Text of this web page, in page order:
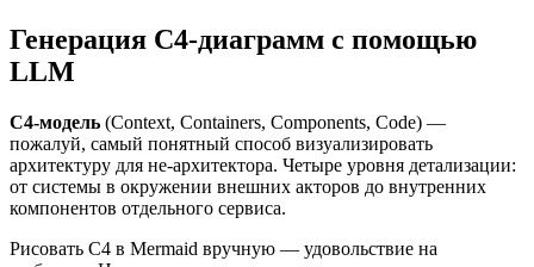
Генерация C4-диаграмм с помощью
LLM
C4-модель (Context, Containers, Components, Code) —
пожалуй, самый понятный способ визуализировать
архитектуру для не-архитектора. Четыре уровня детализации:
от системы в окружении внешних акторов до внутренних
компонентов отдельного сервиса.
Рисовать C4 в Mermaid вручную — удовольствие на